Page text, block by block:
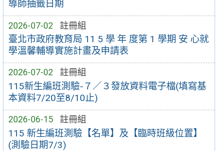
導師抽籤日期
2026-07-02 註冊組
臺北市政府教育局 11 5 學 年 度第 1 學期 安 心就
學溫馨輔導實施計畫及申請表
2026-07-02 註冊組
115新生編班測驗-７／３發放資料電子檔(填寫基
本資料7/20至8/10止)
2026-06-15 註冊組
115 新生編班測驗【名單】及【臨時班級位置】
(測驗日期7/3)